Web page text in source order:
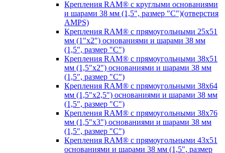
Крепления RAM® с круглыми основаниями
и шарами 38 мм (1,5", размер "C")(отверстия
AMPS)
Крепления RAM® с прямоугольными 25х51
мм (1"х2") основаниями и шарами 38 мм
(1,5", размер "C")
Крепления RAM® с прямоугольными 38х51
мм (1,5"х2") основаниями и шарами 38 мм
(1,5", размер "C")
Крепления RAM® с прямоугольными 38х64
мм (1,5"х2,5") основаниями и шарами 38 мм
(1,5", размер "C")
Крепления RAM® с прямоугольными 38х76
мм (1,5"х3") основаниями и шарами 38 мм
(1,5", размер "C")
Крепления RAM® с прямоугольными 43х51
основаниями и шарами 38 мм (1,5", размер